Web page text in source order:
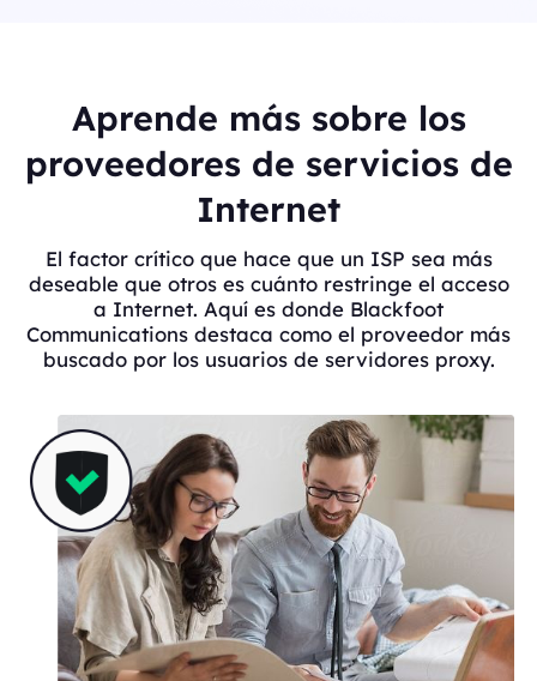
Aprende más sobre los
proveedores de servicios de
Internet
El factor crítico que hace que un ISP sea más
deseable que otros es cuánto restringe el acceso
a Internet. Aquí es donde Blackfoot
Communications destaca como el proveedor más
buscado por los usuarios de servidores proxy.